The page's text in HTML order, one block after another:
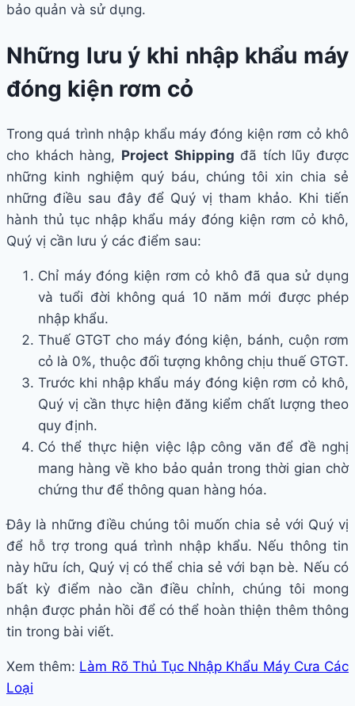
bảo quản và sử dụng.
Những lưu ý khi nhập khẩu máy
đóng kiện rơm cỏ
Trong quá trình nhập khẩu máy đóng kiện rơm cỏ khô
cho khách hàng, Project Shipping đã tích lũy được
những kinh nghiệm quý báu, chúng tôi xin chia sẻ
những điều sau đây để Quý vị tham khảo. Khi tiến
hành thủ tục nhập khẩu máy đóng kiện rơm cỏ khô,
Quý vị cần lưu ý các điểm sau:
Chỉ máy đóng kiện rơm cỏ khô đã qua sử dụng
và tuổi đời không quá 10 năm mới được phép
nhập khẩu.
Thuế GTGT cho máy đóng kiện, bánh, cuộn rơm
cỏ là 0%, thuộc đối tượng không chịu thuế GTGT.
Trước khi nhập khẩu máy đóng kiện rơm cỏ khô,
Quý vị cần thực hiện đăng kiểm chất lượng theo
quy định.
Có thể thực hiện việc lập công văn để đề nghị
mang hàng về kho bảo quản trong thời gian chờ
chứng thư để thông quan hàng hóa.
Đây là những điều chúng tôi muốn chia sẻ với Quý vị
để hỗ trợ trong quá trình nhập khẩu. Nếu thông tin
này hữu ích, Quý vị có thể chia sẻ với bạn bè. Nếu có
bất kỳ điểm nào cần điều chỉnh, chúng tôi mong
nhận được phản hồi để có thể hoàn thiện thêm thông
tin trong bài viết.
Xem thêm: Làm Rõ Thủ Tục Nhập Khẩu Máy Cưa Các
Loại